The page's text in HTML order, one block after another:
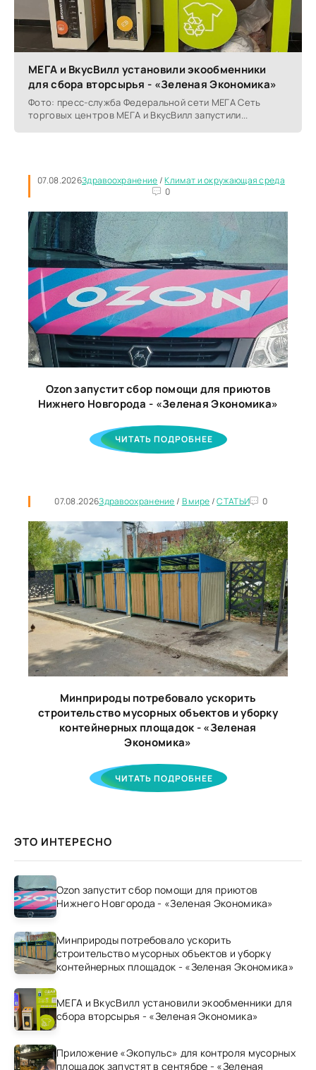
МЕГА и ВкусВилл установили экообменники
для сбора вторсырья - «Зеленая Экономика»
Фото: пресс-служба Федеральной сети МЕГА Сеть
торговых центров МЕГА и ВкусВилл запустили...
07.08.2026Здравоохранение/Климат и окружающая среда
0
Ozon запустит сбор помощи для приютов
Нижнего Новгорода - «Зеленая Экономика»
ЧИТАТЬ ПОДРОБНЕЕ
07.08.2026Здравоохранение/ В мире/СТАТЬИ 0
Минприроды потребовало ускорить
строительство мусорных объектов и уборку
контейнерных площадок - «Зеленая
Экономика»
ЧИТАТЬ ПОДРОБНЕЕ
ЭТО ИНТЕРЕСНО
Ozon запустит сбор помощи для приютов
Нижнего Новгорода - «Зеленая Экономика»
Минприроды потребовало ускорить
строительство мусорных объектов и уборку
контейнерных площадок - «Зеленая Экономика»
МЕГА и ВкусВилл установили экообменники для
сбора вторсырья - «Зеленая Экономика»
Приложение «Экопульс» для контроля мусорных
площадок запустят в сентябре - «Зеленая